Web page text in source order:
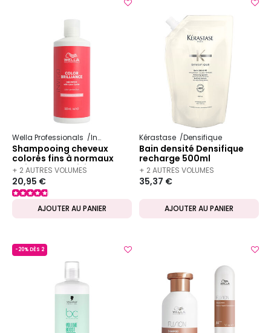
Wella Professionals Invigo Color Brilliance
Shampooing cheveux
colorés fins à normaux
Invigo Color Brilliance
500ml
+ 2 AUTRES VOLUMES
DISPONIBLES
20,95 €
AJOUTER AU PANIER
Kérastase Densifique
Bain densité Densifique
recharge 500ml
+ 2 AUTRES VOLUMES
DISPONIBLES
35,37 €
AJOUTER AU PANIER
-20% DÈS 2